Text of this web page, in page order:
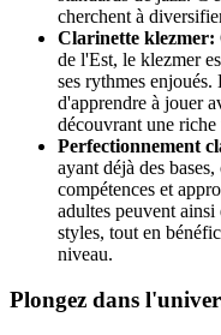
cherchent à
Clarinette klezmer:
de l'Est, le klezmer
ses rythmes
d'apprendre à jouer
découvrant une
Perfectionnement
ayant déjà des
compétences et
adultes peuvent
styles, tout en
niveau.
Plongez dans